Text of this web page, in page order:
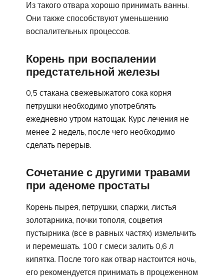
Из такого отвара хорошо принимать ванны.
Они также способствуют уменьшению
воспалительных процессов.
Корень при воспалении
предстательной железы
0,5 стакана свежевыжатого сока корня
петрушки необходимо употреблять
ежедневно утром натощак. Курс лечения не
менее 2 недель, после чего необходимо
сделать перерыв.
Сочетание с другими травами
при аденоме простаты
Корень пырея, петрушки, спаржи, листья
золотарника, почки тополя, соцветия
пустырника (все в равных частях) измельчить
и перемешать. 100 г смеси залить 0,6 л
кипятка. После того как отвар настоится ночь,
его рекомендуется принимать в процеженном